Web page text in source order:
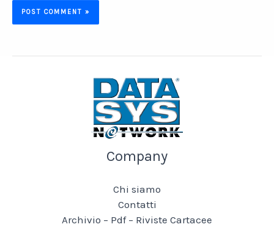
Company
Chi siamo
Contatti
Archivio – Pdf – Riviste Cartacee